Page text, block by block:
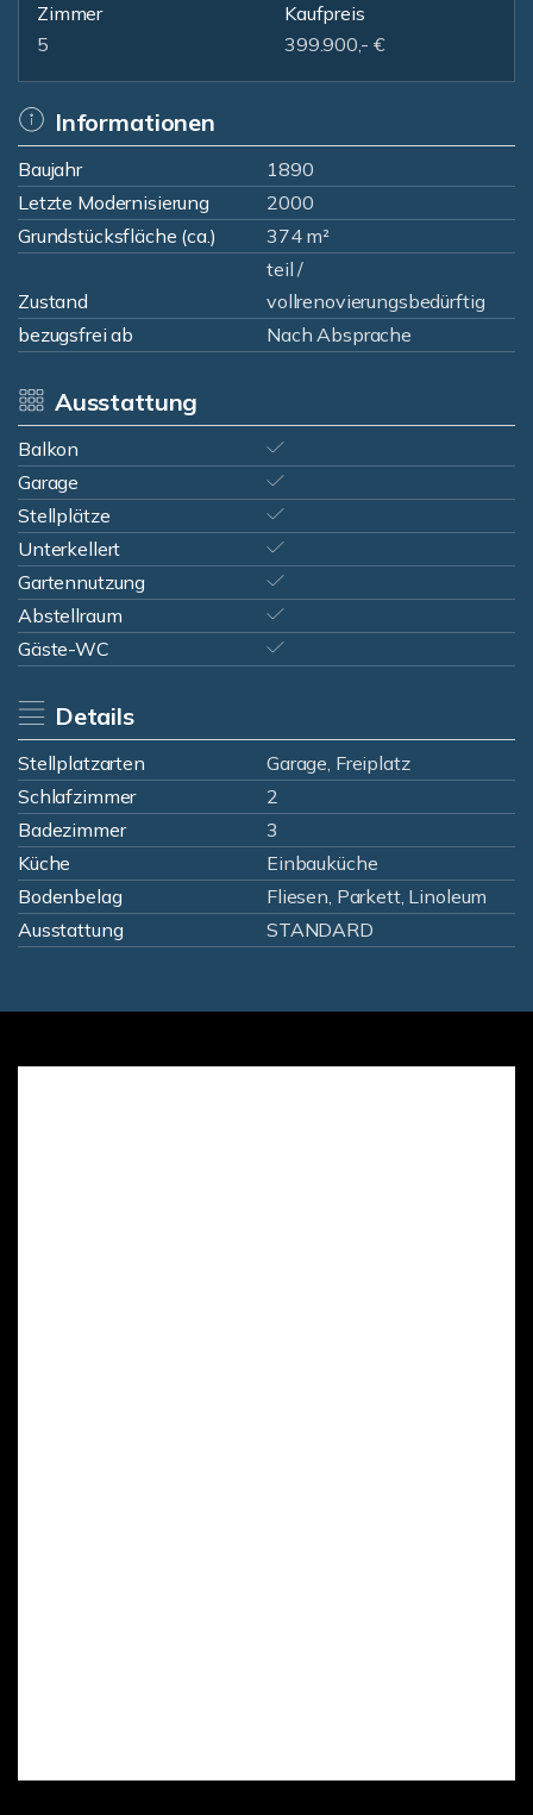
Zimmer
5
Kaufpreis
399.900,- €
Informationen
Baujahr
1890
Letzte Modernisierung
2000
Grundstücksfläche (ca.)
374 m²
Zustand
teil /
vollrenovierungsbedürftig
bezugsfrei ab
Nach Absprache
Ausstattung
Balkon
Garage
Stellplätze
Unterkellert
Gartennutzung
Abstellraum
Gäste-WC
Details
Stellplatzarten
Garage, Freiplatz
Schlafzimmer
2
Badezimmer
3
Küche
Einbauküche
Bodenbelag
Fliesen, Parkett, Linoleum
Ausstattung
STANDARD